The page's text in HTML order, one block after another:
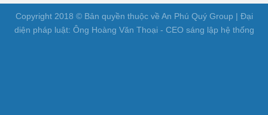
Copyright 2018 © Bản quyền thuộc về An Phú Quý Group | Đại
diện pháp luật: Ông Hoàng Văn Thoại - CEO sáng lập hệ thống